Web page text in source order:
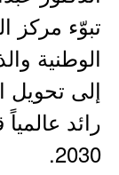
تبوّء مركز
الوطنية
إلى تحويل
رائد
2030.